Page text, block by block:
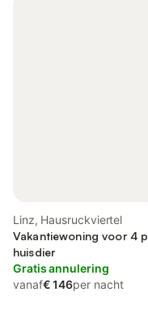
Linz, Hausruckviertel
Vakantiewoning voor 4
huisdier
Gratis annulering
vanaf€ 146per nacht